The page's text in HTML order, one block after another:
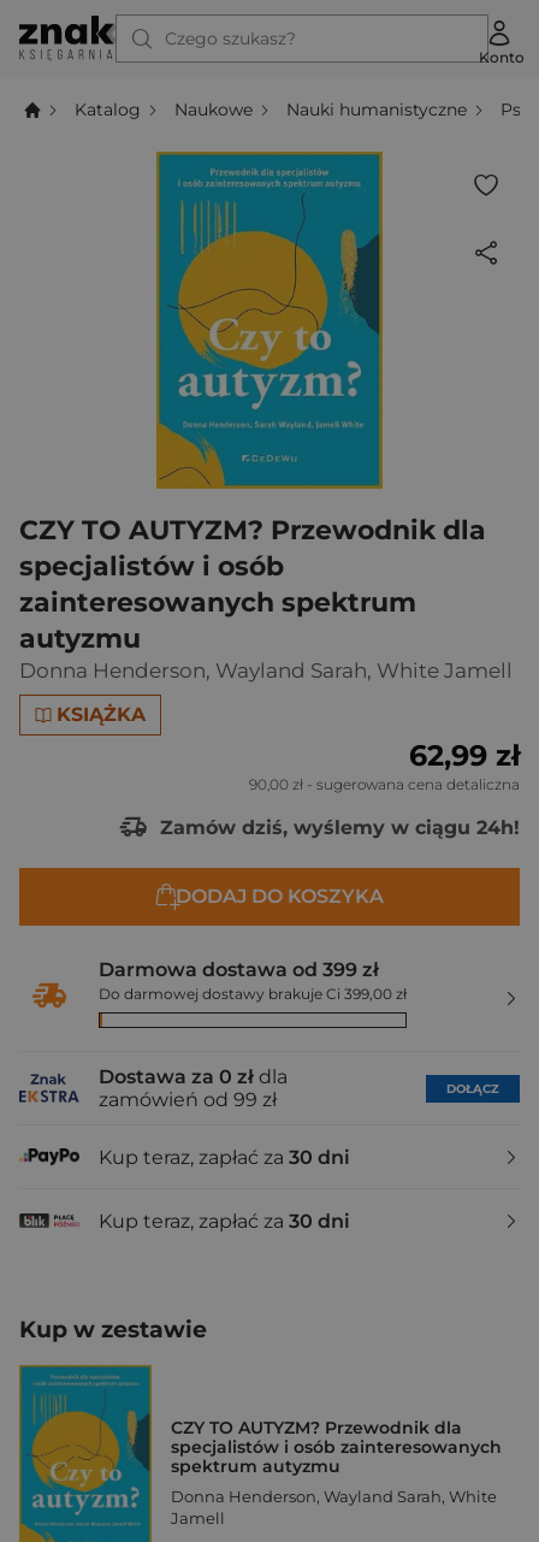
Czego szukasz?
Konto
Katalog Naukowe Nauki humanistyczne
CZY TO AUTYZM? Przewodnik dla
specjalistów i osób
zainteresowanych spektrum
autyzmu
Donna Henderson, Wayland Sarah, White Jamell
KSIĄŻKA
62,99 zł
90,00 zł - sugerowana cena detaliczna
Zamów dziś, wyślemy w ciągu 24h!
DODAJ DO KOSZYKA
Darmowa dostawa od 399 zł
Do darmowej dostawy brakuje Ci 399,00 zł
Dostawa za 0 zł dla
zamówień od 99 zł
DOŁĄCZ
Kup teraz, zapłać za 30 dni
Kup teraz, zapłać za 30 dni
Kup w zestawie
CZY TO AUTYZM? Przewodnik dla
specjalistów i osób zainteresowanych
spektrum autyzmu
Donna Henderson, Wayland Sarah, White
Jamell